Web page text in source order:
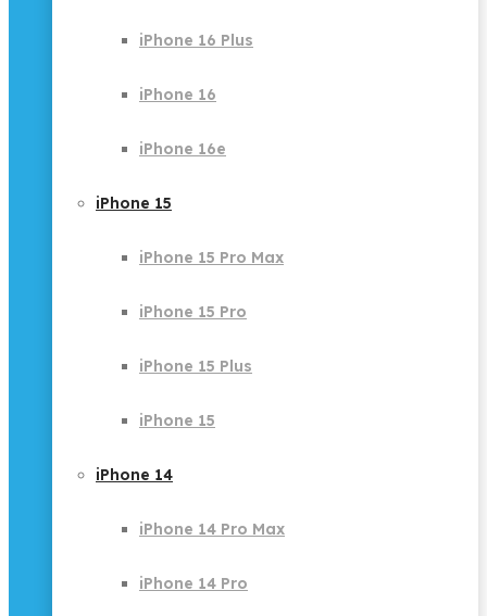
iPhone 16 Plus
iPhone 16
iPhone 16e
iPhone 15
iPhone 15 Pro Max
iPhone 15 Pro
iPhone 15 Plus
iPhone 15
iPhone 14
iPhone 14 Pro Max
iPhone 14 Pro